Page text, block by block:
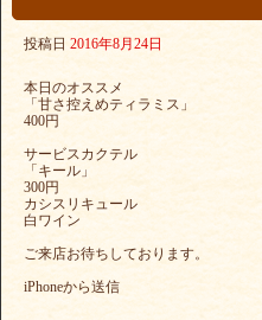
投稿日 2016年8月24日
本日のオススメ
「甘さ控えめティラミス」
400円
サービスカクテル
「キール」
300円
カシスリキュール
白ワイン
ご来店お待ちしております。
iPhoneから送信